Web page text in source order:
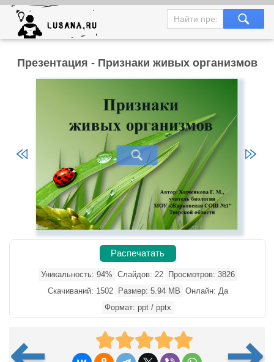
Презентация - Признаки живых организмов
Распечатать
Уникальность: 94% Слайдов: 22
Просмотров: 3826
Скачиваний: 1502
Размер: 5.94 MB Онлайн: Да
Формат: ppt / pptx